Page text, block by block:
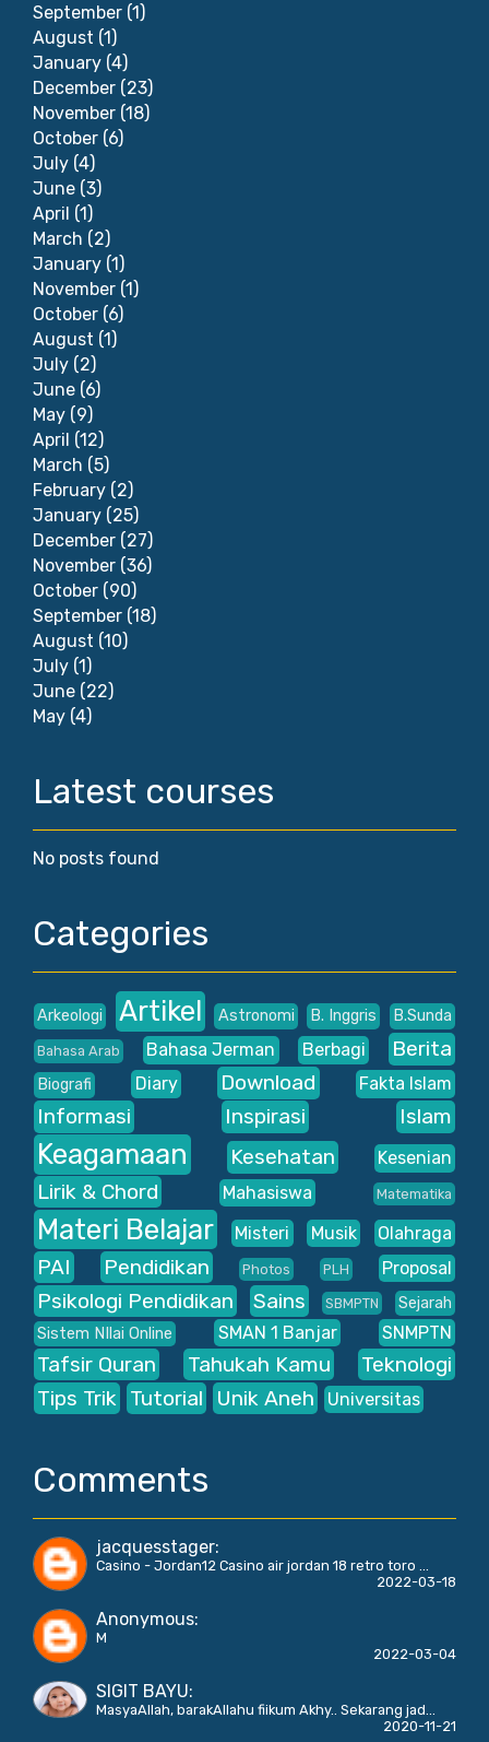
September (1)
August (1)
January (4)
December (23)
November (18)
October (6)
July (4)
June (3)
April (1)
March (2)
January (1)
November (1)
October (6)
August (1)
July (2)
June (6)
May (9)
April (12)
March (5)
February (2)
January (25)
December (27)
November (36)
October (90)
September (18)
August (10)
July (1)
June (22)
May (4)
Latest courses
No posts found
Categories
Arkeologi Artikel Astronomi B. Inggris B.Sunda
Bahasa Arab Bahasa Jerman Berbagi Berita
Biografi Diary Download Fakta Islam
Informasi Inspirasi Islam
Keagamaan Kesehatan Kesenian
Lirik & Chord Mahasiswa Matematika
Materi Belajar Misteri Musik Olahraga
PAI Pendidikan Photos PLH Proposal
Psikologi Pendidikan Sains SBMPTN
Sejarah
Sistem NIlai Online
SMAN 1 Banjar SNMPTN
Tafsir Quran Tahukah Kamu
Teknologi
Tips Trik Tutorial Unik Aneh Universitas
Comments
jacquesstager:
Casino - Jordan12 Casino air jordan 18 retro toro ...
2022-03-18
Anonymous:
M
2022-03-04
SIGIT BAYU:
MasyaAllah, barakAllahu fiikum Akhy.. Sekarang jad...
2020-11-21